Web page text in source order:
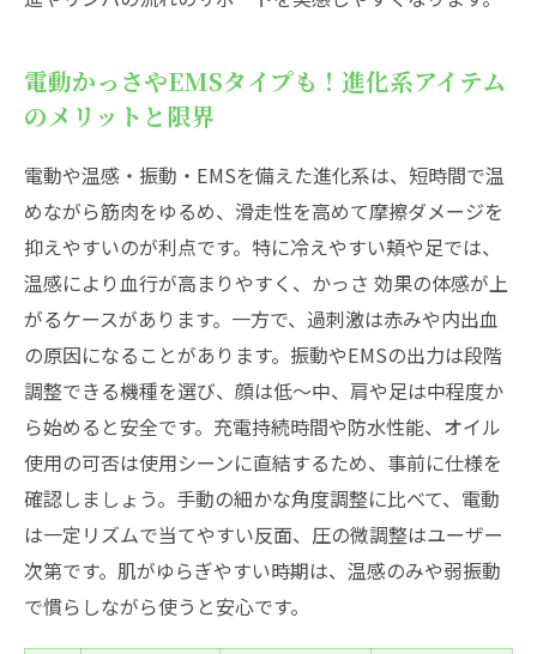
電動かっさやEMSタイプも！進化系アイテム
のメリットと限界
電動や温感・振動・EMSを備えた進化系は、短時間で温
めながら筋肉をゆるめ、滑走性を高めて摩擦ダメージを
抑えやすいのが利点です。特に冷えやすい頬や足では、
温感により血行が高まりやすく、かっさ 効果の体感が上
がるケースがあります。一方で、過刺激は赤みや内出血
の原因になることがあります。振動やEMSの出力は段階
調整できる機種を選び、顔は低〜中、肩や足は中程度か
ら始めると安全です。充電持続時間や防水性能、オイル
使用の可否は使用シーンに直結するため、事前に仕様を
確認しましょう。手動の細かな角度調整に比べて、電動
は一定リズムで当てやすい反面、圧の微調整はユーザー
次第です。肌がゆらぎやすい時期は、温感のみや弱振動
で慣らしながら使うと安心です。